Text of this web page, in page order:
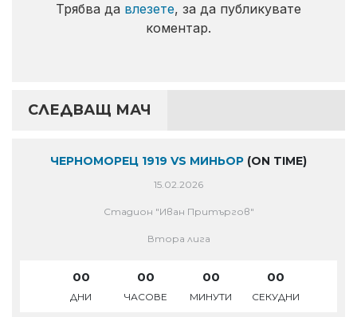
Трябва да влезете, за да публикувате
коментар.
СЛЕДВАЩ МАЧ
ЧЕРНОМОРЕЦ 1919 VS МИНЬОР (ON TIME)
15.02.2026
Стадион "Иван Притъргов"
Втора лига
00
ДНИ
00
ЧАСОВЕ
00
МИНУТИ
00
СЕКУДНИ